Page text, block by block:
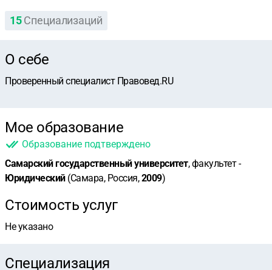
15 Специализаций
О себе
Проверенный специалист Правовед.RU
Мое образование
Образование подтверждено
Самарский государственный университет, факультет -
Юридический(Самара, Россия,2009)
Стоимость услуг
Не указано
Специализация